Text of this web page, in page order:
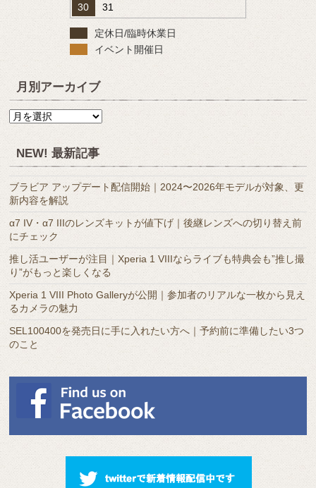
30
31
定休日/臨時休業日
イベント開催日
月別アーカイブ
月
ー
カ
イ
ブ
NEW! 最新記事
ブラビア アップデート配信開始｜2024〜2026年モデルが対象、更
新内容を解説
α7 IV・α7 IIIのレンズキットが値下げ｜後継レンズへの切り替え前
にチェック
推し活ユーザーが注目｜Xperia 1 VIIIならライブも特典会も”推し撮
り”がもっと楽しくなる
Xperia 1 VIII Photo Galleryが公開｜参加者のリアルな一枚から見え
るカメラの魅力
SEL100400を発売日に手に入れたい方へ｜予約前に準備したい3つ
のこと